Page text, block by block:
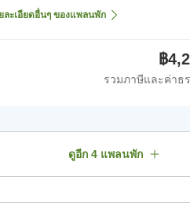
ละเอียดอื่นๆ ของแพลนพัก
฿
รวมภาษีและค่าธ
ดูอีก 4แพลนพัก